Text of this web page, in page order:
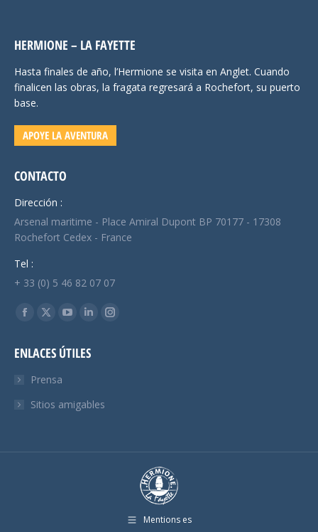
HERMIONE – LA FAYETTE
Hasta finales de año, l’Hermione se visita en Anglet. Cuando
finalicen las obras, la fragata regresará a Rochefort, su puerto
base.
APOYE LA AVENTURA
CONTACTO
Dirección :
Arsenal maritime - Place Amiral Dupont BP 70177 - 17308
Rochefort Cedex - France
Tel :
+ 33 (0) 5 46 82 07 07
Encuéntranos en:
Facebook
opens
in
X
opens
in
window
YouTube
opens
window
Linkedin
opens
Instagram
ENLACES ÚTILES
Prensa
Sitios amigables
Mentions es